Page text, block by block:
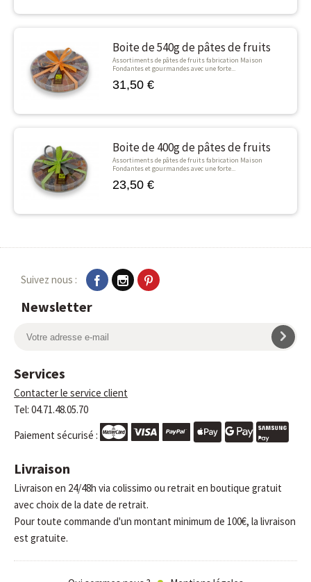
Boite de 540g de pâtes de fruits
Assortiments de pâtes de fruits fabrication Maison
Fondantes et gourmandes avec une forte...
31,50 €
Boite de 400g de pâtes de fruits
Assortiments de pâtes de fruits fabrication Maison
Fondantes et gourmandes avec une forte...
23,50 €
Suivez nous :
Newsletter
Services
Contacter le service client
Tel: 04.71.48.05.70
Paiement sécurisé :
Livraison
Livraison en 24/48h via colissimo ou retrait en boutique gratuit
avec choix de la date de retrait.
Pour toute commande d'un montant minimum de 100€, la livraison
est gratuite.